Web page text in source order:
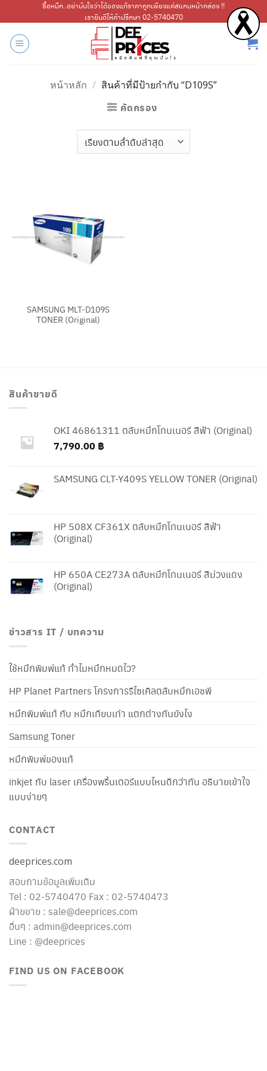
ไป
เนื้อหา
ซื้อหมึก..อย่ามั่นใจว่าได้ของแท้ราคาถูกเพียงแค่สแกนหน้ากล่อง !!
เรายินดีให้คำปรึกษา 02-5740470
หน้าหลัก / สินค้าที่มีป้ายกำกับ “D109S”
คัดกรอง
SAMSUNG MLT-D109S
TONER (Original)
สินค้าขายดี
OKI 46861311 ตลับหมึกโทนเนอร์ สีฟ้า (Original)
7,790.00 ฿
SAMSUNG CLT-Y409S YELLOW TONER (Original)
HP 508X CF361X ตลับหมึกโทนเนอร์ สีฟ้า
(Original)
HP 650A CE273A ตลับหมึกโทนเนอร์ สีม่วงแดง
(Original)
ข่าวสาร IT / บทความ
ใช้หมึกพิมพ์แท้ ทำไมหมึกหมดไว?
HP Planet Partners โครงการรีไซเคิลตลับหมึกเอชพี
หมึกพิมพ์แท้ กับ หมึกเทียบเท่า แตกต่างกันยังไง
Samsung Toner
หมึกพิมพ์ของแท้
inkjet กับ laser เครื่องพริ้นเตอร์แบบไหนดีกว่ากัน อธิบายเข้าใจ
แบบง่ายๆ
CONTACT
deeprices.com
สอบถามข้อมูลเพิ่มเติม
Tel : 02-5740470 Fax : 02-5740473
ฝ่ายขาย : sale@deeprices.com
อื่นๆ : admin@deeprices.com
Line : @deeprices
FIND US ON FACEBOOK